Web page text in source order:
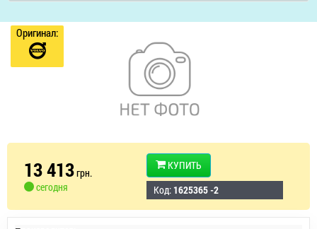
Оригинал:
13 413грн.
сегодня
КУПИТЬ
Код: 1625365 -2